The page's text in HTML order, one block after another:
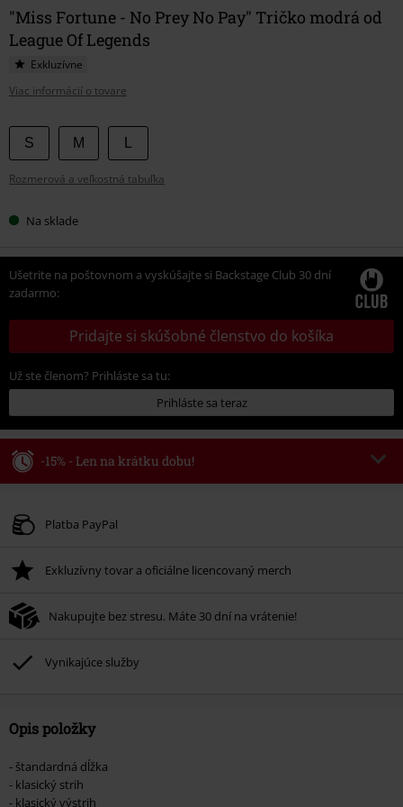
"Miss Fortune - No Prey No Pay" Tričko modrá od
League Of Legends
Exkluzívne
Viac informácií o tovare
Vyberte
si
veľkosť
S M
Rozmerová a veľkostná tabuľka
Na sklade
Ušetrite na poštovnom a vyskúšajte si Backstage Club 30 dní
zadarmo:
Pridajte si skúšobné členstvo do košíka
Už ste členom? Prihláste sa tu:
Prihláste sa teraz
-15% - Len na krátku dobu!
Platné do 8/9/26
Po zadaní kódu v košíku, sa zľava uplatní automaticky.
Nemožno kombinovať s inými akciovými kódmi. Zľava sa nevzťahuje na:
knihy, médiá, vstupenky, Rammstein, (Till) Lindemann, Böhse Onkelz,
ktorých kúpou podporíte nadáciu.
Platba PayPal
Exkluzívny tovar a oficiálne licencovaný merch
Nakupujte bez stresu. Máte 30 dní na vrátenie!
Vynikajúce služby
Opis položky
- štandardná dĺžka
- klasický strih
- klasický výstrih